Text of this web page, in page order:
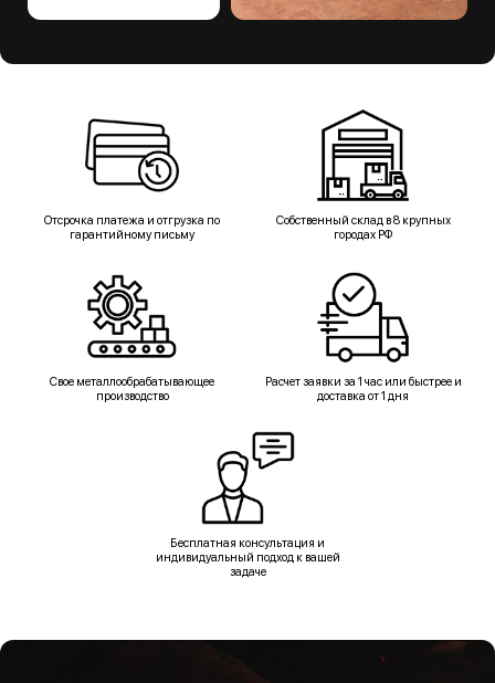
Отсрочка платежа и отгрузка по
гарантийному письму
Собственный склад в 8 крупных
городах РФ
Свое металлообрабатывающее
производство
Расчет заявки за 1 час или быстрее и
доставка от 1 дня
Бесплатная консультация и
индивидуальный подход к вашей
задаче